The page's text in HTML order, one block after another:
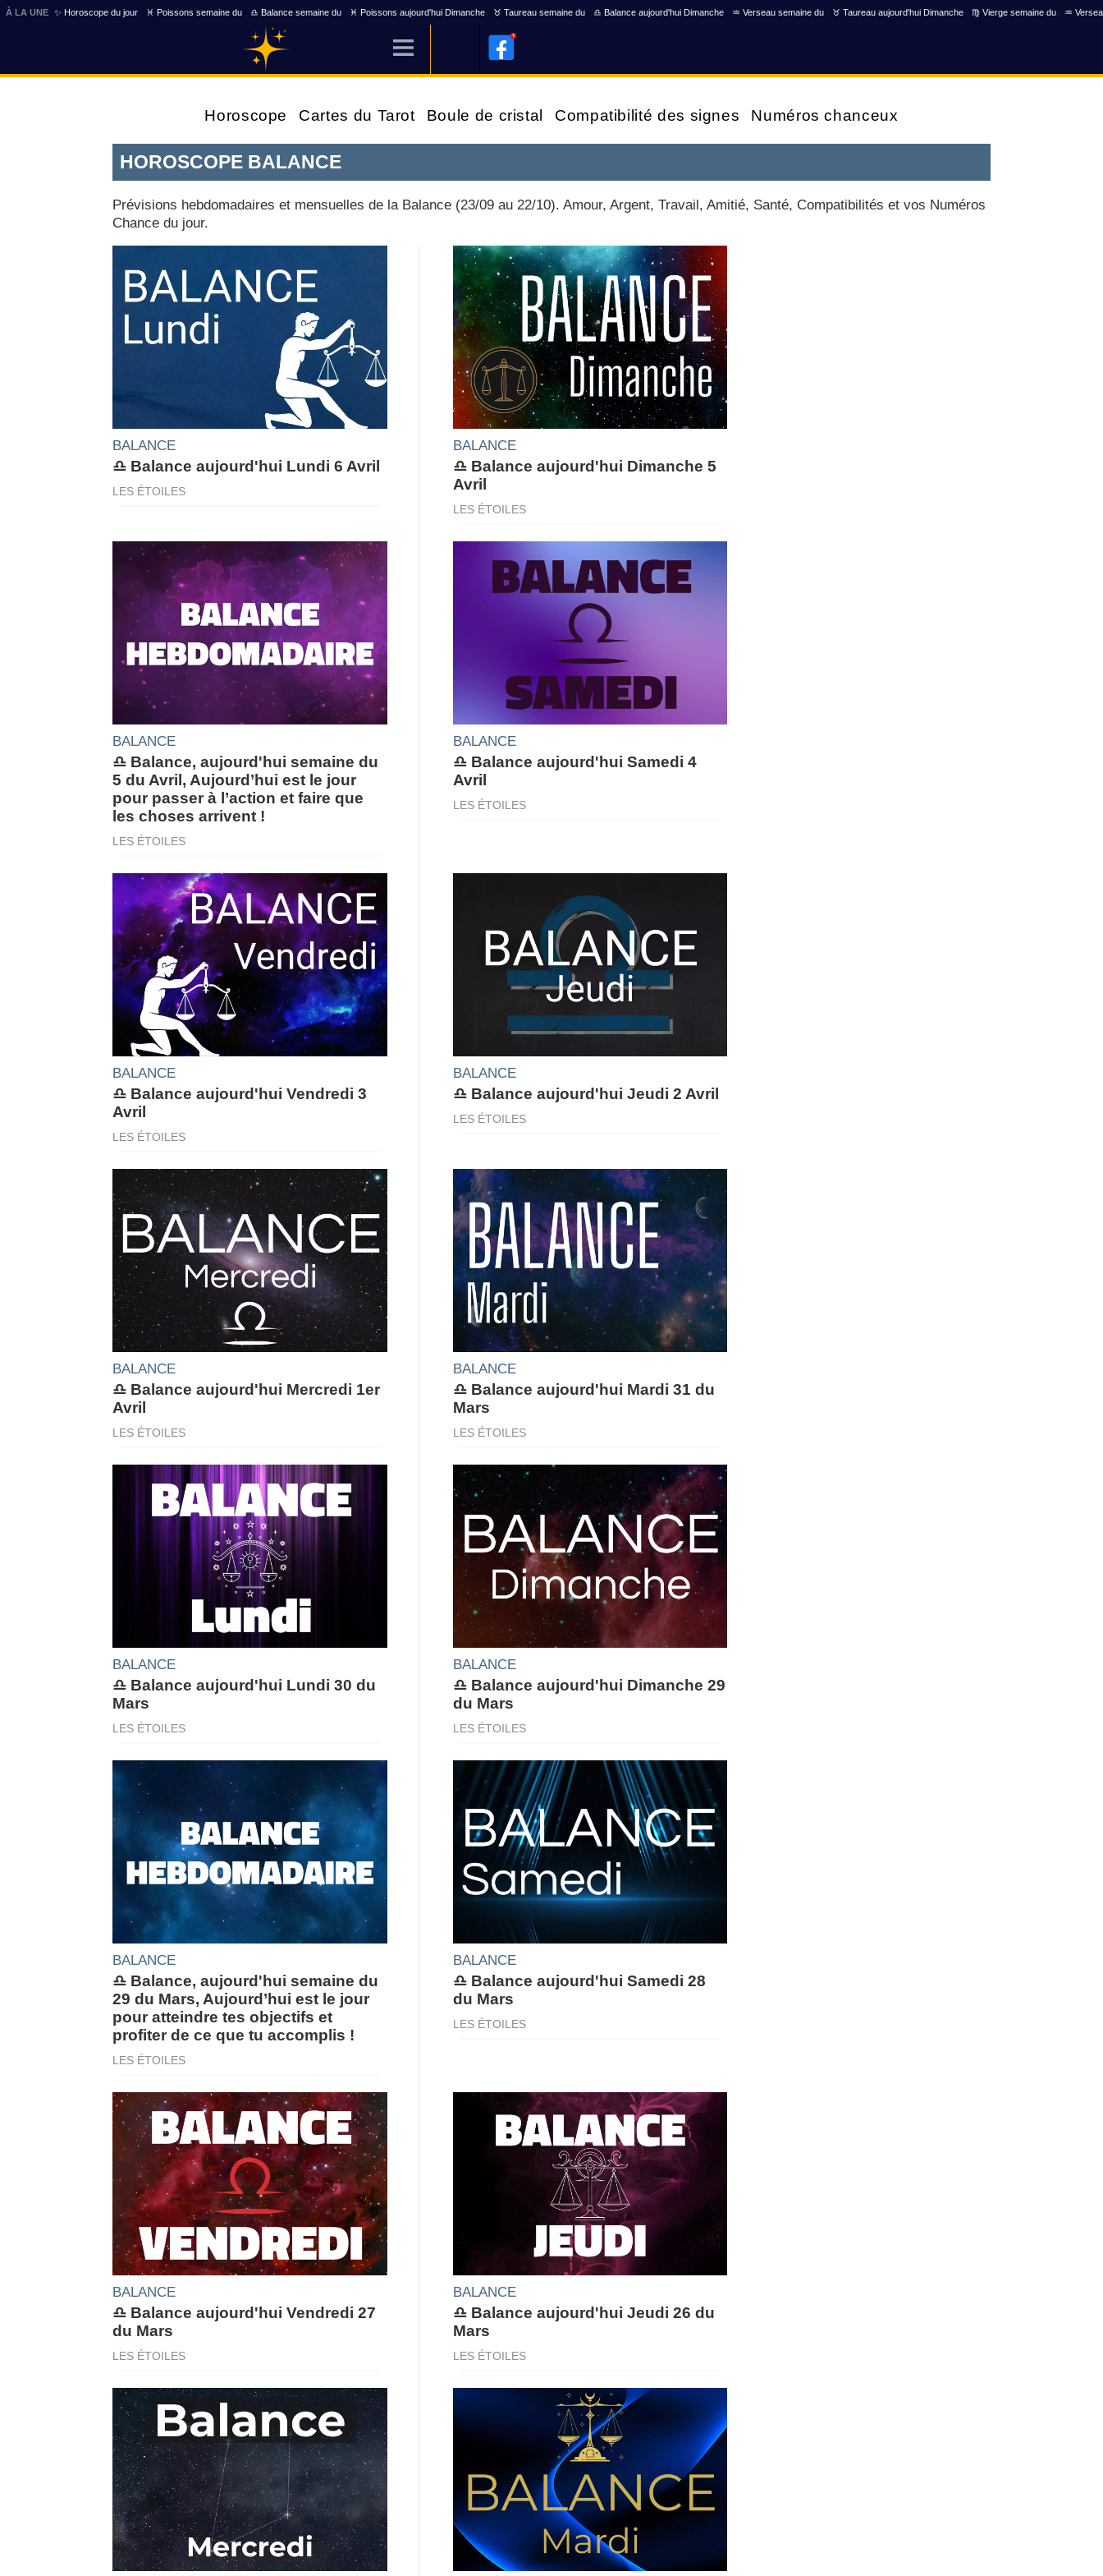
À LA UNE ✨ Horoscope du jour ♓ Poissons semaine du ♎ Balance semaine du ♓ Poissons aujourd'hui Dimanche ♉ Taureau semaine du ♎ Balance aujourd'hui Dimanche ♒ Verseau semaine du ♉ Taureau aujourd'hui Dimanche ♍ Vierge semaine du ♒
Horoscope Cartes du Tarot Boule de cristal Compatibilité des signes Numéros chanceux
HOROSCOPE BALANCE
Prévisions hebdomadaires et mensuelles de la Balance (23/09 au 22/10). Amour, Argent, Travail, Amitié, Santé, Compatibilités et vos Numéros
Chance du jour.
BALANCE
♎ Balance aujourd'hui Lundi 6 Avril
LES ÉTOILES
BALANCE
♎ Balance aujourd'hui Dimanche 5
Avril
LES ÉTOILES
BALANCE
♎ Balance, aujourd'hui semaine du
5 du Avril, Aujourd’hui est le jour
pour passer à l’action et faire que
les choses arrivent !
LES ÉTOILES
BALANCE
♎ Balance aujourd'hui Samedi 4
Avril
LES ÉTOILES
BALANCE
♎ Balance aujourd'hui Vendredi 3
Avril
LES ÉTOILES
BALANCE
♎ Balance aujourd'hui Jeudi 2 Avril
LES ÉTOILES
BALANCE
♎ Balance aujourd'hui Mercredi 1er
Avril
LES ÉTOILES
BALANCE
♎ Balance aujourd'hui Mardi 31 du
Mars
LES ÉTOILES
BALANCE
♎ Balance aujourd'hui Lundi 30 du
Mars
LES ÉTOILES
BALANCE
♎ Balance aujourd'hui Dimanche 29
du Mars
LES ÉTOILES
BALANCE
♎ Balance, aujourd'hui semaine du
29 du Mars, Aujourd’hui est le jour
pour atteindre tes objectifs et
profiter de ce que tu accomplis !
LES ÉTOILES
BALANCE
♎ Balance aujourd'hui Samedi 28
du Mars
LES ÉTOILES
BALANCE
♎ Balance aujourd'hui Vendredi 27
du Mars
LES ÉTOILES
BALANCE
♎ Balance aujourd'hui Jeudi 26 du
Mars
LES ÉTOILES